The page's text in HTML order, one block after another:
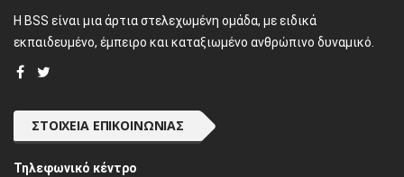
H BSS είναι μια άρτια στελεχωμένη ομάδα, με ειδικά
εκπαιδευμένο, έμπειρο και καταξιωμένο ανθρώπινο δυναμικό.
ΣΤΟΙΧΕΊΑ ΕΠΙΚΟΙΝΩΝΊΑΣ
Τηλεφωνικό κέντρο